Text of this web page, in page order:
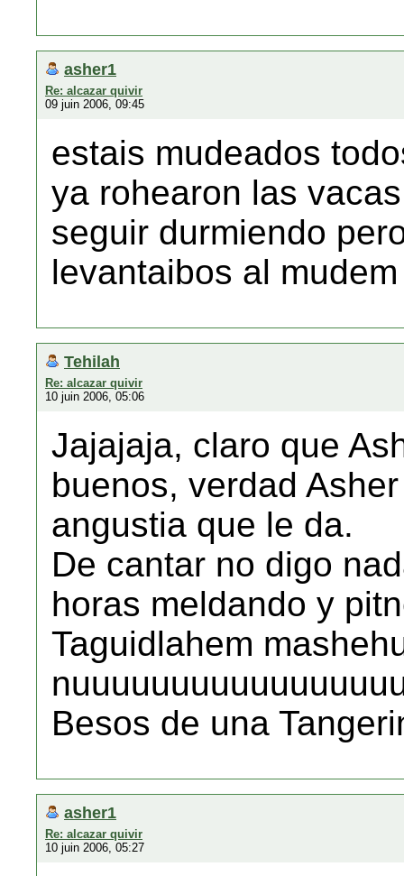
asher1
Re: alcazar quivir
09 juin 2006, 09:45
estais mudeados
ya rohearon las vacas
seguir durmiendo
levantaibos al mudem
Tehilah
Re: alcazar quivir
10 juin 2006, 05:06
Jajajaja, claro que
buenos, verdad
angustia que le da.
De cantar no digo
horas meldando y
Taguidlahem
Besos de una
asher1
Re: alcazar quivir
10 juin 2006, 05:27